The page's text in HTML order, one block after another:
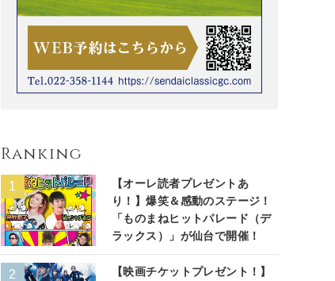
Ranking
【オーレ読者プレゼントあ
り！】爆笑＆感動のステージ！
「ものまねヒットパレード（デ
ラックス）」が仙台で開催！
【映画チケットプレゼント！】